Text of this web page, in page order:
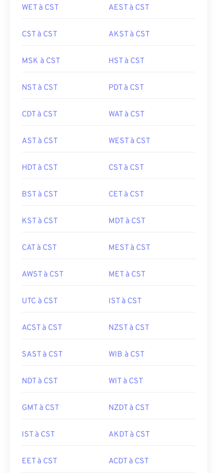
WET à CST AEST à CST
CST à CST AKST à CST
MSK à CST HST à CST
NST à CST PDT à CST
CDT à CST WAT à CST
AST à CST WEST à CST
HDT à CST CST à CST
BST à CST CET à CST
KST à CST MDT à CST
CAT à CST MEST à CST
AWST à CST MET à CST
UTC à CST IST à CST
ACST à CST NZST à CST
SAST à CST WIB à CST
NDT à CST WIT à CST
GMT à CST NZDT à CST
IST à CST AKDT à CST
EET à CST ACDT à CST